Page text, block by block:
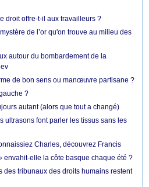
droit offre-t-il aux travailleurs ?
de l’or qu'on trouve au milieu des
autour du bombardement de la
de bon sens ou manœuvre partisane ?
?
autant (alors que tout a changé)
ultrasons font parler les tissus sans les
Charles, découvrez Francis
envahit-elle la côte basque chaque été ?
des tribunaux des droits humains restent